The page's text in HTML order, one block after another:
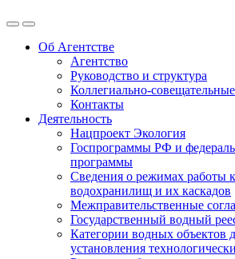
Об Агентстве
Агентство
Руководство и структура
Коллегиально-
Контакты
Деятельность
Нацпроект Экология
Госпрограммы РФ и
программы
Сведения о режимах работы
водохранилищ и их каскадов
Межправительственные
Государственный водный
Категории водных объектов
установления